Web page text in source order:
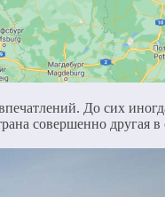
До сих
совершенно другая в